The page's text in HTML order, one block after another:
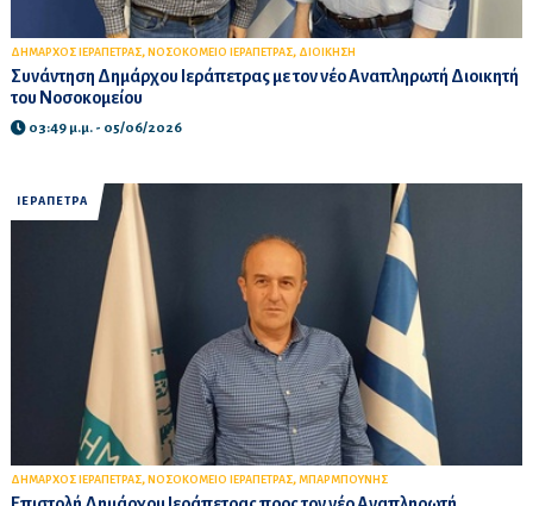
ΔΗΜΑΡΧΟΣ ΙΕΡΑΠΕΤΡΑΣ, ΝΟΣΟΚΟΜΕΙΟ ΙΕΡΑΠΕΤΡΑΣ, ΔΙΟΙΚΗΣΗ
Συνάντηση Δημάρχου Ιεράπετρας με τον νέο Αναπληρωτή Διοικητή
του Νοσοκομείου
03:49 μ.μ. - 05/06/2026
ΙΕΡΑΠΕΤΡΑ
ΔΗΜΑΡΧΟΣ ΙΕΡΑΠΕΤΡΑΣ, ΝΟΣΟΚΟΜΕΙΟ ΙΕΡΑΠΕΤΡΑΣ, ΜΠΑΡΜΠΟΥΝΗΣ